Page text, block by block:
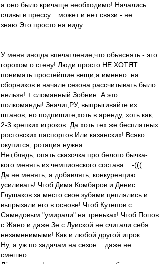
а оно было кричаще необходимо! Начались
сливы в прессу....может и нет связи - не
знаю.Это просто на виду...
У меня иногда впечатление,что обьяснять - это
горохом о стену! Люди просто НЕ ХОТЯТ
понимать простейшие вещи,а именно: на
сборников в начале сезона рассчитывать было
нельзя! + сломанный Зобнин. А это
полкоманды! Значит,РУ, выпрыгивайте из
штанов, но подпишите,хоть в аренду, хоть как,
2-3 крепких игроков. Да хоть тех же бесплатных
ростовских паспортов.Или казанских! Всяко
окупится, ротация нужна.
Нет,блядь, опять сказочка про белого бычка-
кого менять из чемпионского состава....-(((
Да не менять, а добавлять, конкуренцию
усиливать! Чтоб Дима Комбаров и Денис
Глушаков за место свое зубами цеплялись и
выгрызали его в основе! Чтоб Кутепов с
Самедовым "умирали" на треньках! Чтоб Попов
с Жано и даже Зе с Луиской не считали себя
незаменимыми! Как и любой другой игрок.
Ну, а уж по задачам на сезон....даже не
смешно...